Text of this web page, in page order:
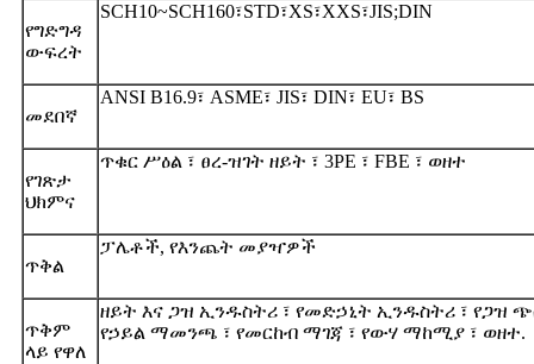
የግድግዳ
ውፍረት
SCH10~SCH160፣STD፣XS፣XXS፣JIS;DIN
መደበኛ
ANSI B16.9፣ ASME፣ JIS፣ DIN፣ EU፣ BS
የገጽታ
ህክምና
ጥቁር ሥዕል ፣ ፀረ-ዝገት ዘይት ፣ 3PE ፣ FBE ፣ ወዘተ
ጥቅል
ፓሌቶች, የእንጨት መያዣዎች
ጥቅም
ላይ የዋለ
ዘይት እና ጋዝ ኢንዱስትሪ ፣ የመድኃኒት ኢንዱስትሪ ፣ የጋዝ
የኃይል ማመንጫ ፣ የመርከብ ማገጃ ፣ የውሃ ማከሚያ ፣ ወዘተ.